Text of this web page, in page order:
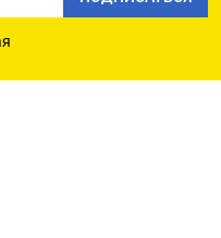
для инвестиций,